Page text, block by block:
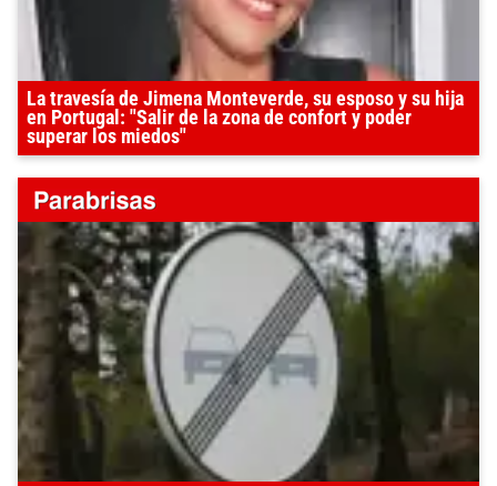
La travesía de Jimena Monteverde, su esposo y su hija
en Portugal: "Salir de la zona de confort y poder
superar los miedos"